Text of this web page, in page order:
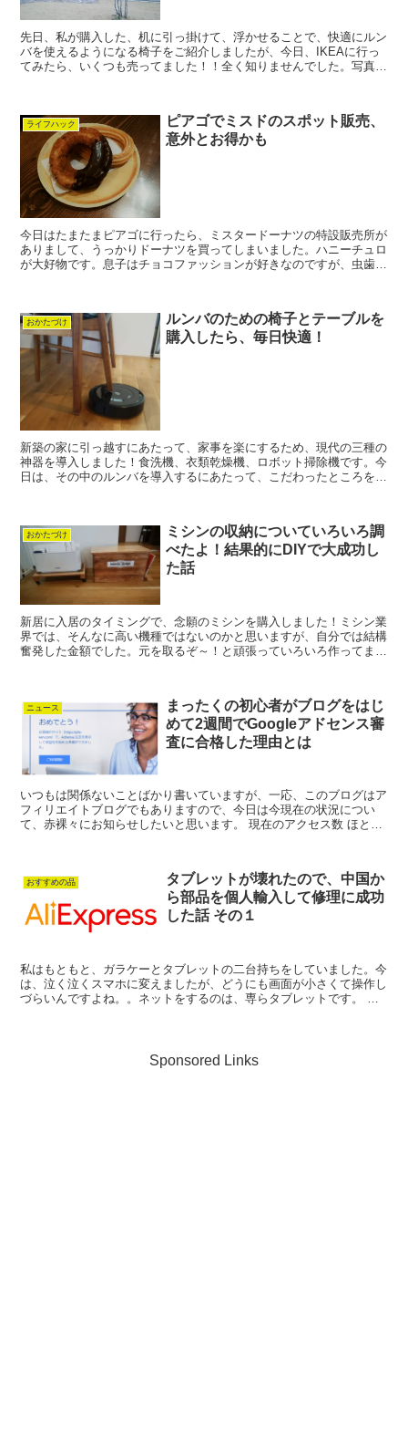
先日、私が購入した、机に引っ掛けて、浮かせることで、快適にルン
バを使えるようになる椅子をご紹介しましたが、今日、IKEAに行っ
てみたら、いくつも売ってました！！全く知りませんでした。写真を
ライフハック
ピアゴでミスドのスポット販売、
意外とお得かも
今日はたまたまピアゴに行ったら、ミスタードーナツの特設販売所が
ありまして、うっかりドーナツを買ってしまいました。ハニーチュロ
が大好物です。息子はチョコファッションが好きなのですが、虫歯が
おかたづけ
ルンバのための椅子とテーブルを
購入したら、毎日快適！
新築の家に引っ越すにあたって、家事を楽にするため、現代の三種の
神器を導入しました！食洗機、衣類乾燥機、ロボット掃除機です。今
日は、その中のルンバを導入するにあたって、こだわったところを書
おかたづけ
ミシンの収納についていろいろ調
べたよ！結果的にDIYで大成功し
た話
新居に入居のタイミングで、念願のミシンを購入しました！ミシン業
界では、そんなに高い機種ではないのかと思いますが、自分では結構
奮発した金額でした。元を取るぞ～！と頑張っていろいろ作ってま
ニュース
まったくの初心者がブログをはじ
めて2週間でGoogleアドセンス審
査に合格した理由とは
いつもは関係ないことばかり書いていますが、一応、このブログはア
フィリエイトブログでもありますので、今日は今現在の状況につい
て、赤裸々にお知らせしたいと思います。 現在のアクセス数 ほとん
おすすめの品
タブレットが壊れたので、中国か
ら部品を個人輸入して修理に成功
した話 その１
私はもともと、ガラケーとタブレットの二台持ちをしていました。今
は、泣く泣くスマホに変えましたが、どうにも画面が小さくて操作し
づらいんですよね。。ネットをするのは、専らタブレットです。 シ
Sponsored Links